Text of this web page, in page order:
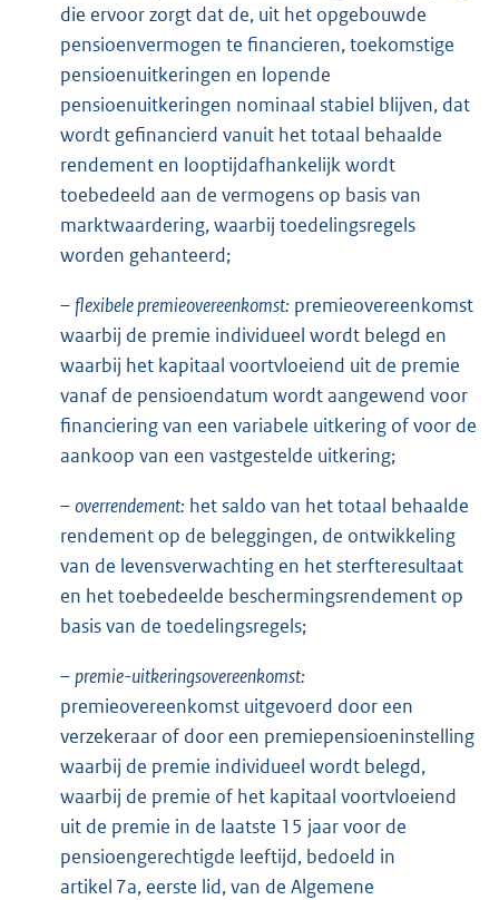
die ervoor zorgt dat de, uit het opgebouwde
pensioenvermogen te financieren, toekomstige
pensioenuitkeringen en lopende
pensioenuitkeringen nominaal stabiel blijven, dat
wordt gefinancierd vanuit het totaal behaalde
rendement en looptijdafhankelijk wordt
toebedeeld aan de vermogens op basis van
marktwaardering, waarbij toedelingsregels
worden gehanteerd;
– flexibele premieovereenkomst: premieovereenkomst
waarbij de premie individueel wordt belegd en
waarbij het kapitaal voortvloeiend uit de premie
vanaf de pensioendatum wordt aangewend voor
financiering van een variabele uitkering of voor de
aankoop van een vastgestelde uitkering;
–overrendement: het saldo van het totaal behaalde
rendement op de beleggingen, de ontwikkeling
van de levensverwachting en het sterfteresultaat
en het toebedeelde beschermingsrendement op
basis van de toedelingsregels;
– premie-uitkeringsovereenkomst:
premieovereenkomst uitgevoerd door een
verzekeraar of door een premiepensioeninstelling
waarbij de premie individueel wordt belegd,
waarbij de premie of het kapitaal voortvloeiend
uit de premie in de laatste 15 jaar voor de
pensioengerechtigde leeftijd, bedoeld in
artikel 7a, eerste lid, van de Algemene